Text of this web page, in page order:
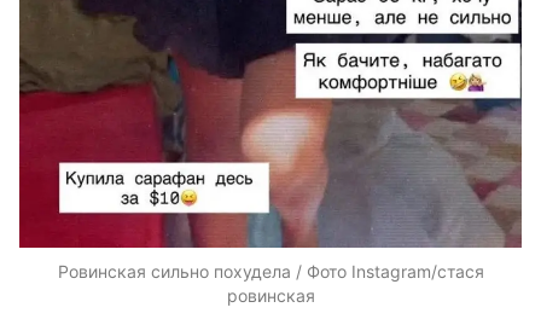
Ровинская сильно похудела / Фото Instagram/стася
ровинская